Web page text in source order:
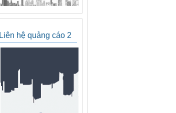
Liên hệ quảng cáo 2